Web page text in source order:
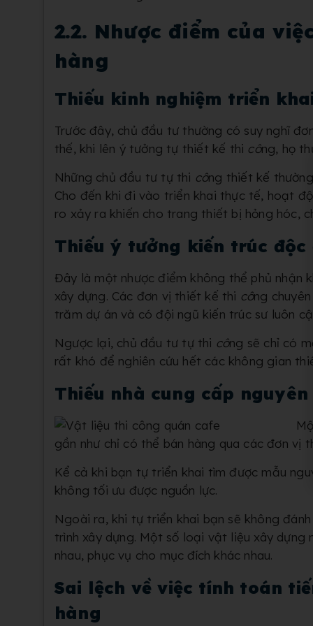
2.2. Nhược điểm của
hàng
Thiếu kinh nghiệm triển
Trước đây, chủ đầu tư thường có suy nghĩ
thế, khi lên ý tưởng tự thiết kế thi công, họ
Những chủ đầu tư tự thi công thiết kế
Cho đến khi đi vào triển khai thực tế, hoạt
ro xảy ra khiến cho trang thiết bị hỏng hóc,
Thiếu ý tưởng kiến trúc độc
Đây là một nhược điểm không thể phủ nhận
xây dựng. Các đơn vị thiết kế thi công
trăm dự án và có đội ngũ kiến trúc sư luôn
Ngược lại, chủ đầu tư tự thi công sẽ chỉ có
rất khó để nghiên cứu hết các không gian
Thiếu nhà cung cấp nguyên
gần như chỉ có thể bán hàng qua các đơn vị
Kể cả khi bạn tự triển khai tìm được mẫu
không tối ưu được nguồn lực.
Ngoài ra, khi tự triển khai bạn sẽ không
trình xây dựng. Một số loại vật liệu xây
nhau, phục vụ cho mục đích khác nhau.
Sai lệch về việc tính toán
hàng